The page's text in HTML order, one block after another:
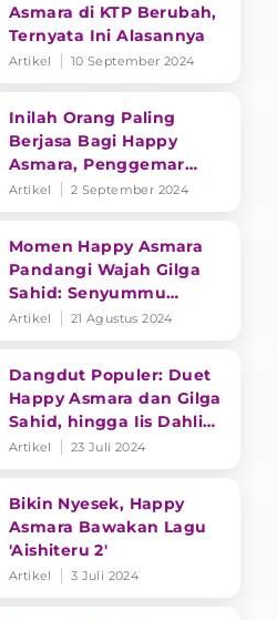
Asmara di KTP Berubah,
Ternyata Ini Alasannya
Artikel 10 September 2024
Inilah Orang Paling
Berjasa Bagi Happy
Asmara, Penggemar
Patut Bangga
Artikel 2 September 2024
Momen Happy Asmara
Pandangi Wajah Gilga
Sahid: Senyummu
Menutupi Semuanya
Artikel 21 Agustus 2024
Dangdut Populer: Duet
Happy Asmara dan Gilga
Sahid, hingga Iis Dahlia
Berduka
Artikel 23 Juli 2024
Bikin Nyesek, Happy
Asmara Bawakan Lagu
'Aishiteru 2'
Artikel 3 Juli 2024